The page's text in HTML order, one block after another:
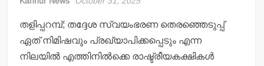
തളിപ്പറമ്പ്; തദ്ദേശ സ്വയംഭരണ തെരഞ്ഞെടുപ്പ്
ഏത് നിമിഷവും പ്രഖ്യാപിക്കപ്പെടും എന്ന
നിലയില്‍ എത്തിനില്‍ക്കെ രാഷ്ട്രീയകക്ഷികള്‍